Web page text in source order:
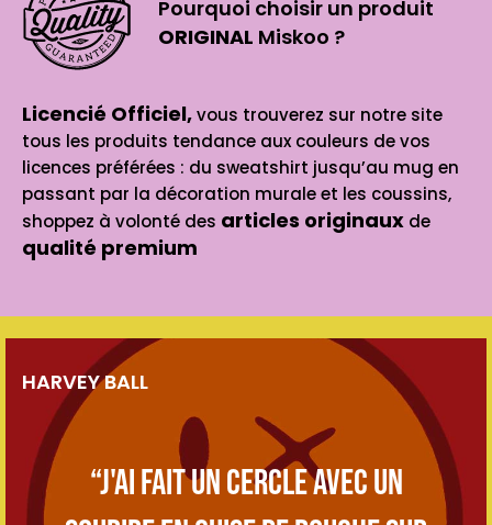
Pourquoi choisir un produit
ORIGINAL Miskoo ?
Licencié Officiel,vous trouverez sur notre site
tous les produits tendance aux couleurs de vos
licences préférées : du sweatshirt jusqu’au mug en
passant par la décoration murale et les coussins,
shoppez à volonté des articles originaux de
qualité premium
HARVEY BALL
“J'ai fait un cercle avec un